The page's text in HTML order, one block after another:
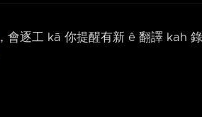
，會逐工 kā 你提醒有新 ê 翻譯 kah